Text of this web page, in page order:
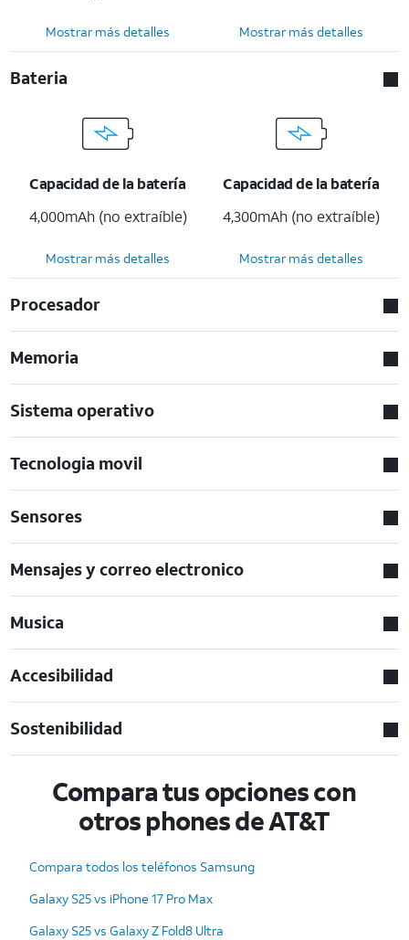
Mostrar más detalles Mostrar más detalles
Bateria
Capacidad de la batería
4,000mAh (no extraíble)
Capacidad de la batería
4,300mAh (no extraíble)
Mostrar más detalles Mostrar más detalles
Procesador
Memoria
Sistema operativo
Tecnologia movil
Sensores
Mensajes y correo electronico
Musica
Accesibilidad
Sostenibilidad
Compara tus opciones con
otros phones de AT&T
Compara todos los teléfonos Samsung
Galaxy S25 vs iPhone 17 Pro Max
Galaxy S25 vs Galaxy Z Fold8 Ultra